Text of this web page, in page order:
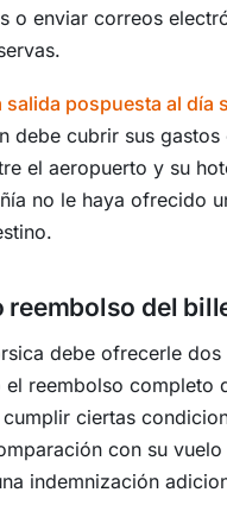
o enviar correos
salida pospuesta al día
debe cubrir sus
el aeropuerto y su
no le haya ofrecido
del
debe ofrecerle
reembolso completo
ciertas
con su
indemnización